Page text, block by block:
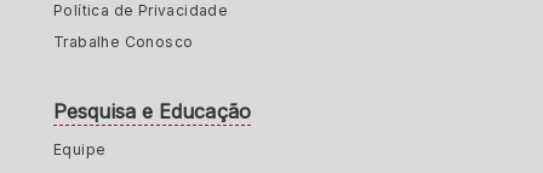
Política de Privacidade
Trabalhe Conosco
Pesquisa e Educação
Equipe